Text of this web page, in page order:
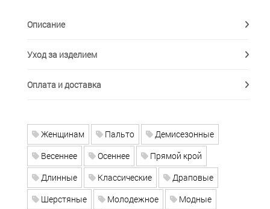
Описание
Уход за изделием
Оплата и доставка
Женщинам Пальто
Демисезонные
Весеннее
Осеннее
Прямой крой
Длинные
Классические
Драповые
Шерстяные
Молодежное
Модные